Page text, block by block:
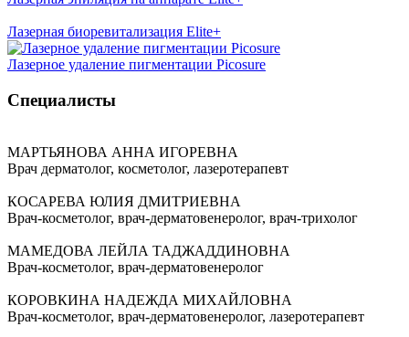
Лазерная биоревитализация Elite+
Лазерное удаление пигментации Picosure
Специалисты
МАРТЬЯНОВА АННА ИГОРЕВНА
Врач дерматолог, косметолог, лазеротерапевт
КОСАРЕВА ЮЛИЯ ДМИТРИЕВНА
Врач-косметолог, врач-дерматовенеролог, врач-трихолог
МАМЕДОВА ЛЕЙЛА ТАДЖАДДИНОВНА
Врач-косметолог, врач-дерматовенеролог
КОРОВКИНА НАДЕЖДА МИХАЙЛОВНА
Врач-косметолог, врач-дерматовенеролог, лазеротерапевт